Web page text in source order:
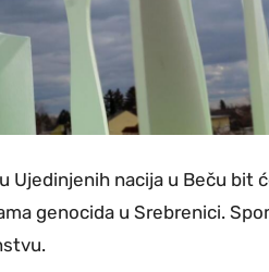
Ujedinjenih nacija u Beču bit
genocida u Srebrenici.